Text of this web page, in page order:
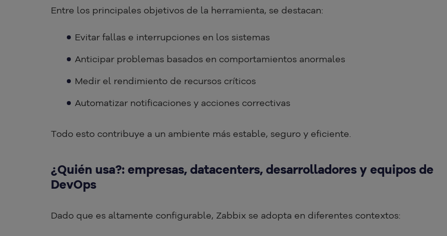
Entre los principales objetivos de la herramienta, se destacan:
Evitar fallas e interrupciones en los sistemas
Anticipar problemas basados en comportamientos anormales
Medir el rendimiento de recursos críticos
Automatizar notificaciones y acciones correctivas
Todo esto contribuye a un ambiente más estable, seguro y eficiente.
¿Quién usa?: empresas, datacenters, desarrolladores y equipos de
DevOps
Dado que es altamente configurable, Zabbix se adopta en diferentes contextos: